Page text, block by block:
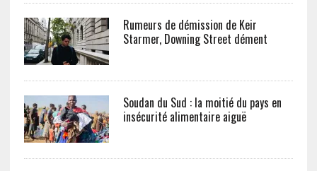
Rumeurs de démission de Keir
Starmer, Downing Street dément
Soudan du Sud : la moitié du pays en
insécurité alimentaire aiguë